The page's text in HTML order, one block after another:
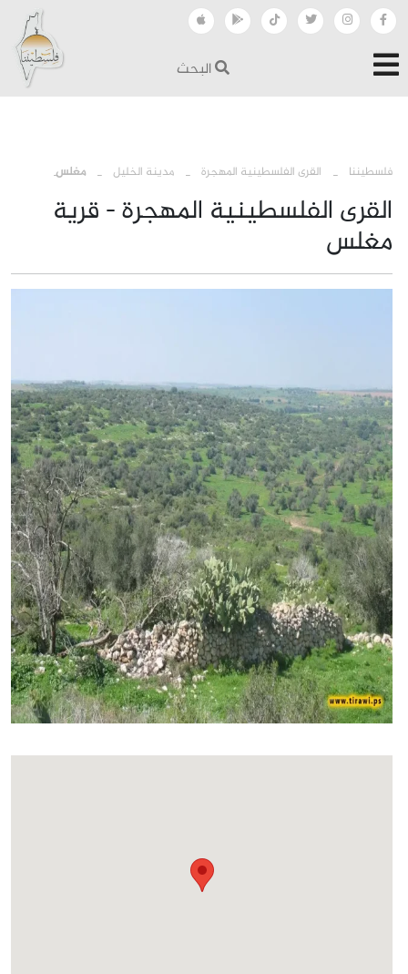
البحث
فلسطيننا › القرى الفلسطينية المهجرة مدينة الخليل مغلس
القرى الفلسطينية المهجرة - قرية
مغلس